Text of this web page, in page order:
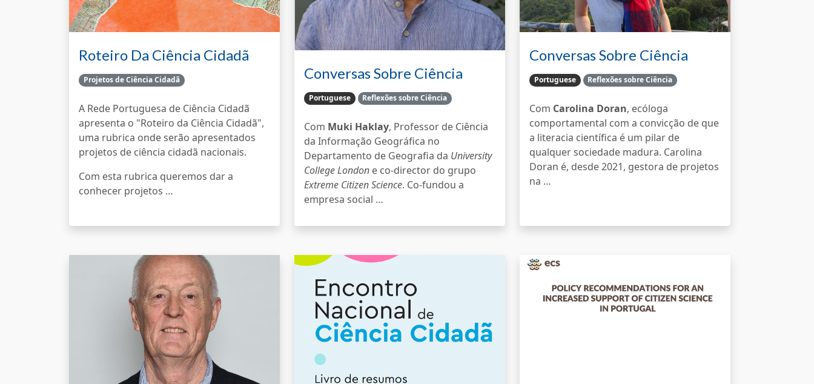
Roteiro Da Ciência Cidadã
Projetos de Ciência Cidadã
A Rede Portuguesa de Ciência Cidadã
apresenta o "Roteiro da Ciência Cidadã",
uma rubrica onde serão apresentados
projetos de ciência cidadã nacionais.
Com esta rubrica queremos dar a
conhecer projetos …
Conversas Sobre Ciência
Cidadã
Portuguese Reflexões sobre Ciência
Com Muki Haklay, Professor de Ciência
da Informação Geográfica no
Departamento de Geografia da University
College London e co-director do grupo
Extreme Citizen Science. Co-fundou a
empresa social …
Conversas Sobre Ciência
Cidadã
Portuguese Reflexões sobre Ciência
Com Carolina Doran, ecóloga
comportamental com a convicção de que
a literacia científica é um pilar de
qualquer sociedade madura. Carolina
Doran é, desde 2021, gestora de projetos
na …